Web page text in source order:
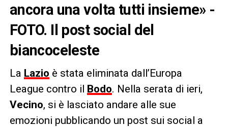
ancora una volta tutti insieme» -
FOTO. Il post social del
biancoceleste
La Lazio è stata eliminata dall’Europa
League contro il Bodo. Nella serata di ieri,
Vecino, si è lasciato andare alle sue
emozioni pubblicando un post sui social a